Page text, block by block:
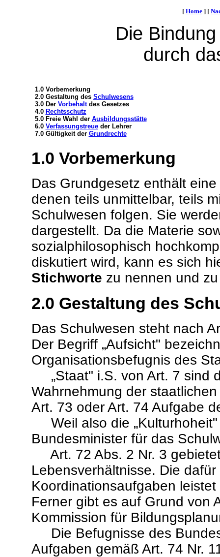
[ Home ] [
Die
durch
1.0 Vorbemerkung
2.0 Gestaltung des Schulwesens
3.0 Der Vorbehaltdes Gesetzes
4.0 Rechtsschutz
5.0 Freie Wahl der Ausbildungsstätte
6.0 Verfassungstreueder Lehrer
7.0 Gültigkeit der Grundrechte
1.0 Vorbemerkung
Das Grundgesetz enthält
denen teils unmittelbar, teils
Schulwesen folgen. Sie
dargestellt. Da die Materie
sozialphilosophisch
diskutiert wird, kann es sich
Stichworte zu nennen und
2.0 Gestaltung des
Das Schulwesen steht nach
Der Begriff „Aufsicht"
Organisationsbefugnis des
„Staat" i.S. von Art. 7 sind
Wahrnehmung der
Art. 73 oder Art. 74 Aufgabe
Weil also die „Kulturhoheit"
Bundesminister für das
Art. 72 Abs. 2 Nr. 3
Lebensverhältnisse. Die
Koordinationsaufgaben
Ferner gibt es auf Grund von
Kommission für
Die Befugnisse des
Aufgaben gemäß Art. 74 Nr.